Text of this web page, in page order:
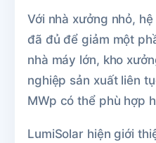
Với nhà xưởng nhỏ,
đã đủ để giảm một
nhà máy lớn, kho
nghiệp sản xuất liên
MWp có thể phù hợp
LumiSolar hiện giới